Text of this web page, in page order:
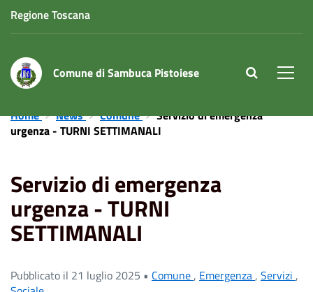
Regione Toscana
Comune di Sambuca Pistoiese site.searc
Home News Comune
Servizio di emergenza
urgenza - TURNI SETTIMANALI
Servizio di emergenza
urgenza - TURNI
SETTIMANALI
Pubblicato il 21 luglio 2025 • Comune , Emergenza , Servizi ,